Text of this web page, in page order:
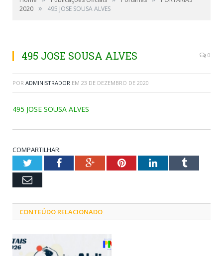
2020 » 495 JOSE SOUSA ALVES
495 JOSE SOUSA ALVES 0
POR ADMINISTRADOR EM 23 DE DEZEMBRO DE 2020
495 JOSE SOUSA ALVES
COMPARTILHAR:
TwitterFacebookGoogle+PinterestLinkedInTumblr
Email
CONTEÚDO RELACIONADO